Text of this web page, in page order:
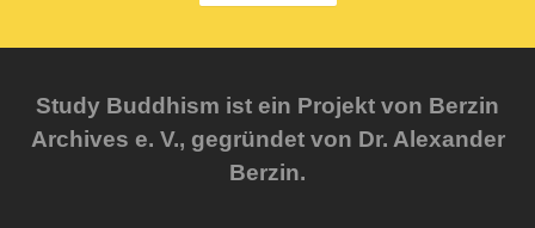
Study Buddhism ist ein Projekt von Berzin
Archives e. V., gegründet von Dr. Alexander
Berzin.